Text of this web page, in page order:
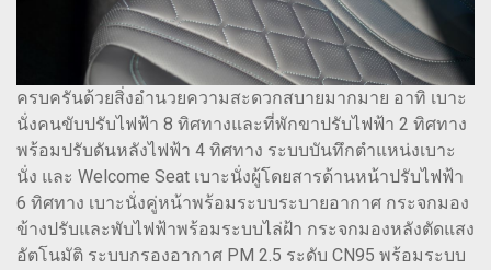
ครบครันด้วยสิ่งอำนวยความสะดวกสบายมากมาย อาทิ เบาะ
นั่งคนขับปรับไฟฟ้า 8 ทิศทางและที่พักขาปรับไฟฟ้า 2 ทิศทาง
พร้อมปรับดันหลังไฟฟ้า 4 ทิศทาง ระบบบันทึกตำแหน่งเบาะ
นั่ง และ Welcome Seat เบาะนั่งผู้โดยสารด้านหน้าปรับไฟฟ้า
6 ทิศทาง เบาะนั่งคู่หน้าพร้อมระบบระบายอากาศ กระจกมอง
ข้างปรับและพับไฟฟ้าพร้อมระบบไล่ฝ้า กระจกมองหลังตัดแสง
อัตโนมัติ ระบบกรองอากาศ PM 2.5 ระดับ CN95 พร้อมระบบ